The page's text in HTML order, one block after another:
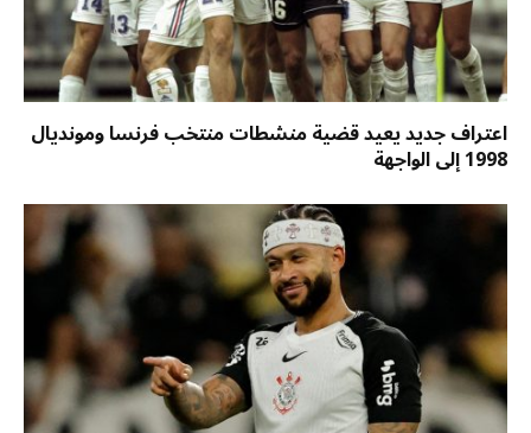
اعتراف جديد يعيد قضية منشطات منتخب فرنسا ومونديال
1998 إلى الواجهة